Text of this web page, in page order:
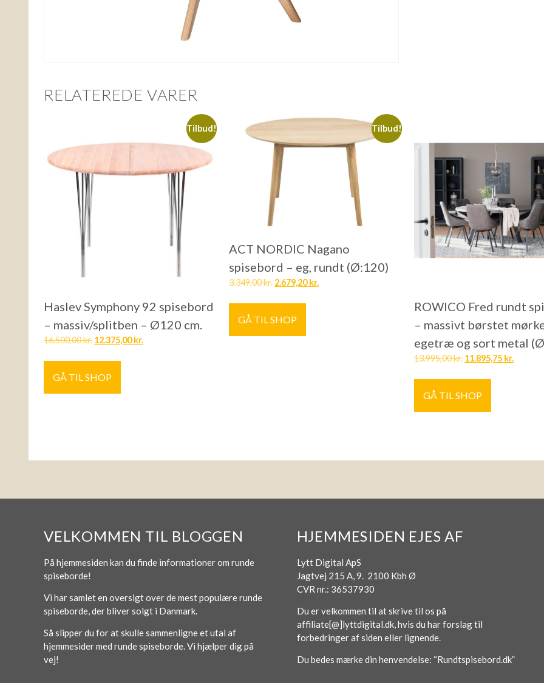
RELATEREDE VARER
Tilbud!
Haslev Symphony 92 spisebord
– massiv/splitben – Ø120 cm.
16.500,00kr. 12.375,00kr.
GÅ TIL SHOP
Tilbud!
ACT NORDIC Nagano
spisebord – eg, rundt (Ø:120)
3.349,00kr. 2.679,20kr.
GÅ TIL SHOP
ROWICO Fred rundt
– massivt børstet
egetræ og sort metal
13.995,00kr. 11.895,75 kr.
GÅ TIL SHOP
VELKOMMEN TIL BLOGGEN
På hjemmesiden kan du finde informationer om runde
spiseborde!
Vi har samlet en oversigt over de mest populære runde
spiseborde, der bliver solgt i Danmark.
Så slipper du for at skulle sammenligne et utal af
hjemmesider med runde spiseborde. Vi hjælper dig på
vej!
HJEMMESIDEN EJES AF
Lytt Digital ApS
Jagtvej 215 A, 9. 2100 Kbh Ø
CVR nr.: 36537930
Du er velkommen til at skrive til os på
affiliate[@]lyttdigital.dk, hvis du har forslag til
forbedringer af siden eller lignende.
Du bedes mærke din henvendelse: “Rundtspisebord.dk”